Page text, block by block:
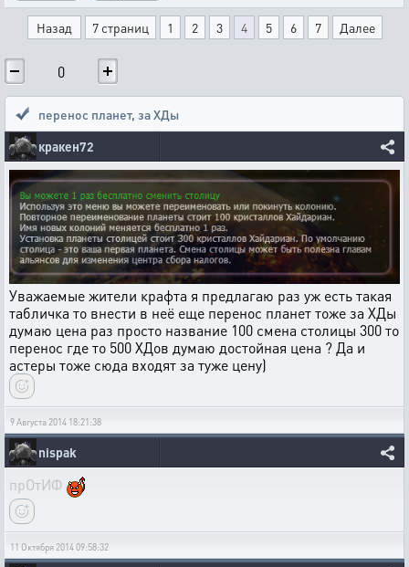
Назад 7 страниц 1 2 3 4 5 6 7 Далее
0
перенос планет, за ХДы
кракен72
Уважаемые жители крафта я предлагаю раз уж есть такая
табличка то внести в неё еще перенос планет тоже за ХДы
думаю цена раз просто название 100 смена столицы 300 то
перенос где то 500 ХДов думаю достойная цена ? Да и
астеры тоже сюда входят за туже цену)
9 Августа 2014 18:21:38
nispak
прОтИФ
11 Октября 2014 09:58:32